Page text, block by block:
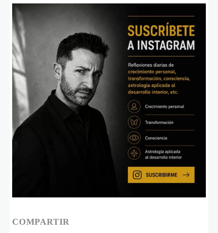
COMPARTIR